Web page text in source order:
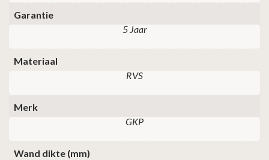
Garantie
5 Jaar
Materiaal
RVS
Merk
GKP
Wand dikte (mm)